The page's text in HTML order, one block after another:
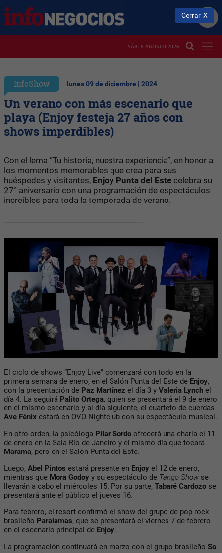
SÁB. 8 AGOSTO 2026
InfoShow lunes 09 de diciembre | 2024
Un verano con más escenario que
playa (Enjoy festeja 27 años con
shows imperdibles)
Con el lema “Tu historia, nuestra experiencia”, en honor a
los momentos memorables que crea para sus
huéspedes y visitantes, Enjoy Punta del Este celebra su
27° aniversario con una programación de espectáculos
increíbles para toda la temporada de verano.
El ciclo de shows “Enjoy Live” comenzará con todo en la
primera semana de enero, en el Salón Punta del Este de Enjoy,
con la presentación de Paz Martínez el día 3 y Valeria Lynch el
día 4. La seguirá Palito Ortega, quien se presentará el 9 de enero
en el mismo escenario y al día siguiente, el cuarteto de cuerdas
Ave Fénix estará en OVO Nightclub con su espectáculo musical.
En otro orden, la psicóloga Pilar Sordo ofrecerá una charla el 11
de enero en la Sala Río de Janeiro y el mismo día que tocará
Marama, pero en el Salón Punta del Este.
Luego, Abel Pintos estará presente en Enjoy el 12 de enero,
mientras que Mora Godoy y su espectáculo de Tango Show se
llevarán a cabo el miércoles 15. Por su parte, Tabaré Cardozo se
presentará ante el público el jueves 16.
Para febrero, el resort confirmó el show del grupo de pop rock
brasileño Paralamas, que se presentará el viernes 7 de febrero
en el escenario principal de Enjoy.
La programación continuará en marzo con el grupo brasileño So
Cerrar